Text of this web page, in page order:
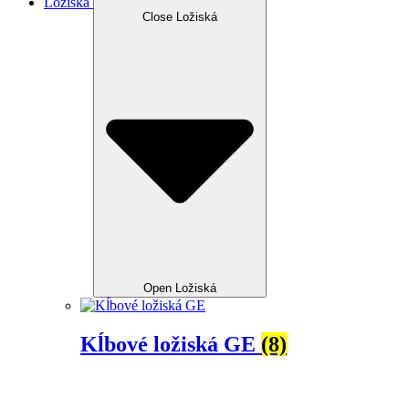
Close Ložiská
Open Ložiská
Kĺbové ložiská GE (8)